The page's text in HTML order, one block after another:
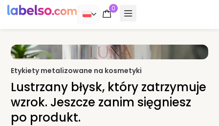
POLSKI
0
Etykiety metalizowane na kosmetyki
Lustrzany błysk, który zatrzymuje
wzrok. Jeszcze zanim sięgniesz
po produkt.